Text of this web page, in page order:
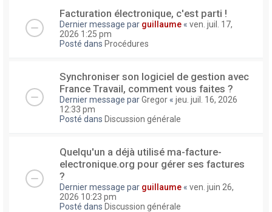
Facturation électronique, c'est parti !
Dernier message par guillaume « ven. juil. 17,
2026 1:25 pm
Posté dans Procédures
Synchroniser son logiciel de gestion avec
France Travail, comment vous faites ?
Dernier message parGregor « jeu. juil. 16, 2026
12:33 pm
Posté dans Discussion générale
Quelqu'un a déjà utilisé ma-facture-
electronique.org pour gérer ses factures
?
Dernier message par guillaume « ven. juin 26,
2026 10:23 pm
Posté dans Discussion générale